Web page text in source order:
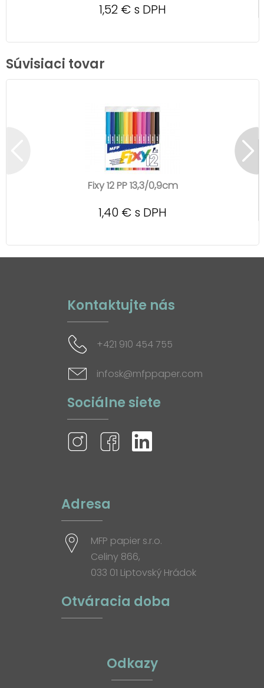
1,52 € s DPH
Súvisiaci tovar
Fixy 12 PP 13,3/0,9cm
1,40 € s DPH
Kontaktujte nás
+421 910 454 755
infosk@mfppaper.com
Sociálne siete
Adresa
MFP papier s.r.o.
Celiny 866,
033 01 Liptovský Hrádok
Otváracia doba
Odkazy